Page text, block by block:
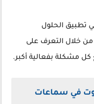
تطبيق الحلول
خلال التعرف على
كل مشكلة بفعالية أكبر.
في سماعات